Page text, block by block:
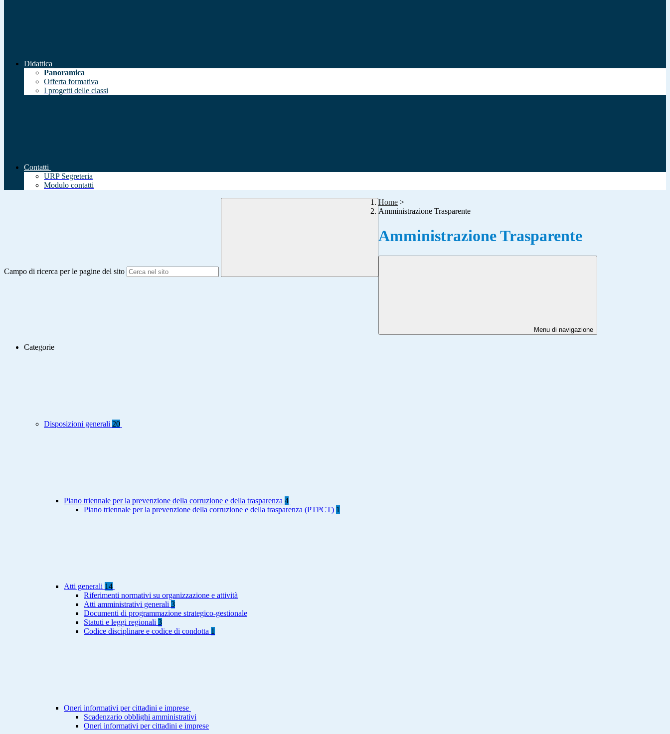
Didattica
Panoramica
Offerta formativa
I progetti delle classi
Contatti
URP Segreteria
Modulo contatti
Campo di ricerca per le pagine del sito
Home >
Amministrazione Trasparente
Amministrazione Trasparente
Menu di navigazione
Categorie
Disposizioni generali 20
Piano triennale per la prevenzione della corruzione e della trasparenza 4
Piano triennale per la prevenzione della corruzione e della trasparenza (PTPCT) 1
Atti generali 14
Riferimenti normativi su organizzazione e attività
Atti amministrativi generali 3
Documenti di programmazione strategico-gestionale
Statuti e leggi regionali 3
Codice disciplinare e codice di condotta 1
Oneri informativi per cittadini e imprese
Scadenzario obblighi amministrativi
Oneri informativi per cittadini e imprese